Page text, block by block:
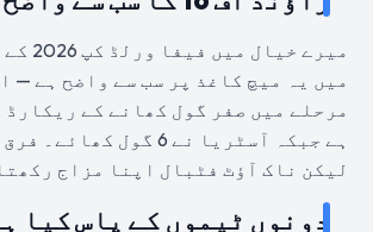
میں یہ میچ کاغذ پر سب سے واضح ہے —
مرحلے میں صفر گول کھانے کے ریکارڈ
ہے جبکہ آسٹریا نے 6 گول
لیکن ناک آؤٹ فٹبال اپنا مزاج رکھتا
دونوں ٹیموں کے پاس کیا